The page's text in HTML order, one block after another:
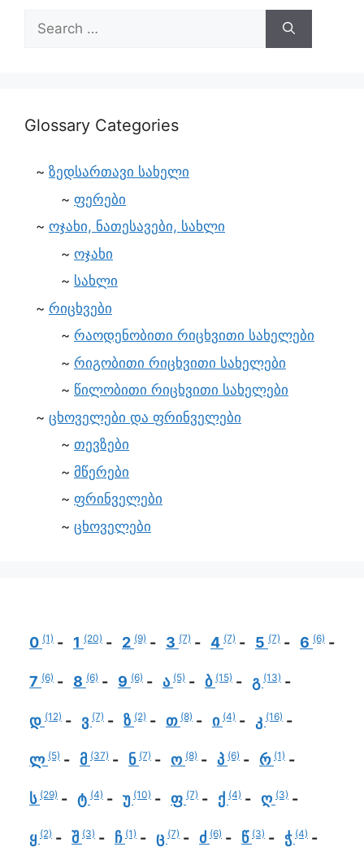
Glossary Categories
ზედსართავი სახელი
ფერები
ოჯახი, ნათესავები, სახლი
ოჯახი
სახლი
რიცხვები
რაოდენობითი რიცხვითი სახელები
რიგობითი რიცხვითი სახელები
წილობითი რიცხვითი სახელები
ცხოველები და ფრინველები
თევზები
მწერები
ფრინველები
ცხოველები
0 (1) 1 (20) 2 (9) 3 (7) 4 (7) 5 (7) 6 (6)
7 (6) 8 (6) 9 (6) ა (5) ბ (15) გ (13)
დ (12) ვ (7) ზ (2) თ (8) ი (4) კ (16)
ლ (5) მ (37) ნ (7) ო (8) პ (6) რ (1)
ს (29) ტ (4) უ (10) ფ (7) ქ (4) ღ (3)
ყ (2) შ (3) ჩ (1) ც (7) ძ (6) წ (3) ჭ (4)